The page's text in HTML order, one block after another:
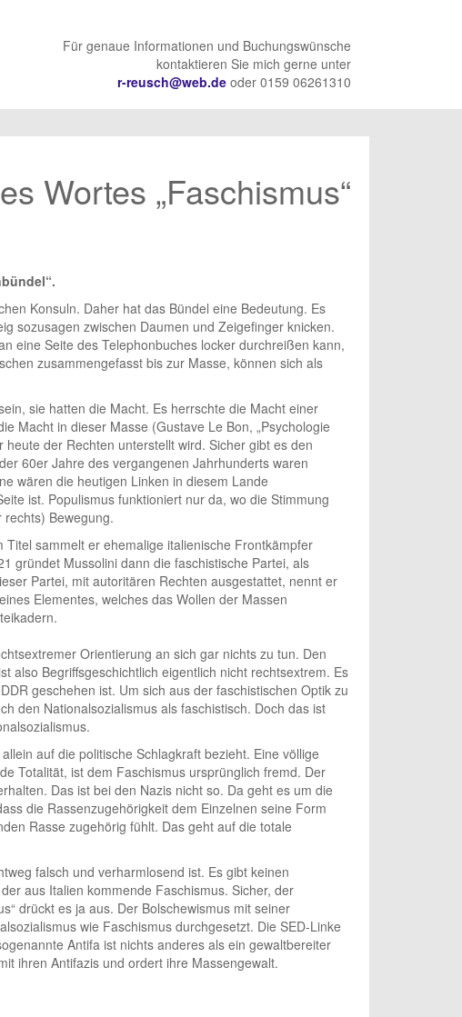
Für genaue Informationen und Buchungswünsche
kontaktieren Sie mich gerne unter
r-reusch@web.de oder 0159 06261310
Wortes „Faschismus“
Konsuln. Daher hat das Bündel eine Bedeutung. Es
sozusagen zwischen Daumen und Zeigefinger knicken.
eine Seite des Telephonbuches locker durchreißen kann,
zusammengefasst bis zur Masse, können sich als
sie hatten die Macht. Es herrschte die Macht einer
Macht in dieser Masse (Gustave Le Bon, „Psychologie
der Rechten unterstellt wird. Sicher gibt es den
60er Jahre des vergangenen Jahrhunderts waren
wären die heutigen Linken in diesem Lande
ist. Populismus funktioniert nur da, wo die Stimmung
Bewegung.
sammelt er ehemalige italienische Frontkämpfer
gründet Mussolini dann die faschistische Partei, als
Partei, mit autoritären Rechten ausgestattet, nennt er
Elementes, welches das Wollen der Massen
Orientierung an sich gar nichts zu tun. Den
also Begriffsgeschichtlich eigentlich nicht rechtsextrem. Es
geschehen ist. Um sich aus der faschistischen Optik zu
den Nationalsozialismus als faschistisch. Doch das ist
auf die politische Schlagkraft bezieht. Eine völlige
Totalität, ist dem Faschismus ursprünglich fremd. Der
Das ist bei den Nazis nicht so. Da geht es um die
die Rassenzugehörigkeit dem Einzelnen seine Form
Rasse zugehörig fühlt. Das geht auf die totale
falsch und verharmlosend ist. Es gibt keinen
aus Italien kommende Faschismus. Sicher, der
drückt es ja aus. Der Bolschewismus mit seiner
wie Faschismus durchgesetzt. Die SED-Linke
Antifa ist nichts anderes als ein gewaltbereiter
ihren Antifazis und ordert ihre Massengewalt.